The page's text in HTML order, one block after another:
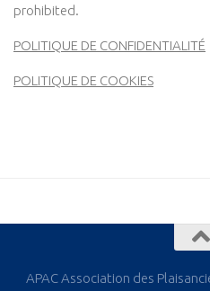
prohibited.
POLITIQUE DE CONFIDENTIALITÉ
POLITIQUE DE COOKIES
APAC Association des